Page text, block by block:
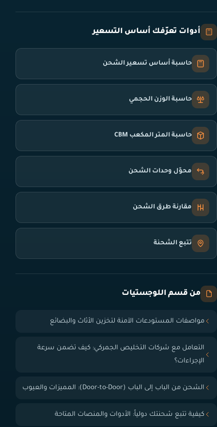
أدوات تعرّفك أساس التسعير
حاسبة أساس تسعير الشحن
حاسبة الوزن الحجمي
حاسبة المتر المكعب CBM
محوّل وحدات الشحن
مقارنة طرق الشحن
تتبع الشحنة
من قسم اللوجستيات
مواصفات المستودعات الآمنة لتخزين الأثاث والبضائع
التعامل مع شركات التخليص الجمركي: كيف تضمن سرعة
الإجراءات؟
الشحن من الباب إلى الباب (Door-to-Door): المميزات والعيوب
كيفية تتبع شحنتك دولياً: الأدوات والمنصات المتاحة